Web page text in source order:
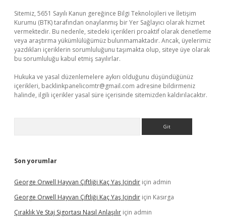
Sitemiz, 5651 Sayılı Kanun gereğince Bilgi Teknolojileri ve İletişim
Kurumu (BTK) tarafından onaylanmış bir Yer Sağlayıcı olarak hizmet
vermektedir. Bu nedenle, sitedeki içerikleri proaktif olarak denetleme
veya araştırma yükümlülüğümüz bulunmamaktadır. Ancak, üyelerimiz
yazdıkları içeriklerin sorumluluğunu taşımakta olup, siteye üye olarak
bu sorumluluğu kabul etmiş sayılırlar.
Hukuka ve yasal düzenlemelere aykırı olduğunu düşündüğünüz
içerikleri, backlinkpanelicomtr@gmail.com adresine bildirmeniz
halinde, ilgili içerikler yasal süre içerisinde sitemizden kaldırılacaktır.
Son yorumlar
George Orwell Hayvan Çiftliği Kaç Yaş Içindir için admin
George Orwell Hayvan Çiftliği Kaç Yaş Içindir için Kasırga
Çıraklık Ve Staj Sigortası Nasıl Anlaşılır için admin